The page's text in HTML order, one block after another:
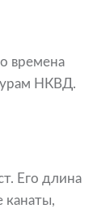
времена
НКВД.
Его длина
канаты,